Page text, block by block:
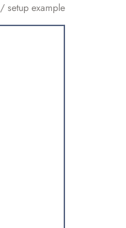
/ setup example